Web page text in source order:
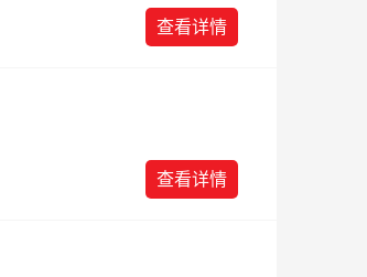
查看详情
查看详情